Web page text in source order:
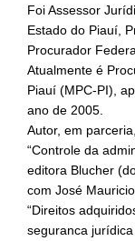
Foi Assessor
Estado do Piauí,
Procurador
Atualmente é
Piauí (MPC-PI),
ano de 2005.
Autor, em
“Controle da
editora Blucher
com José
“Direitos
seguranca